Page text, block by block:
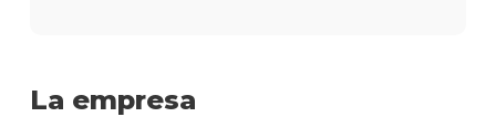
La empresa